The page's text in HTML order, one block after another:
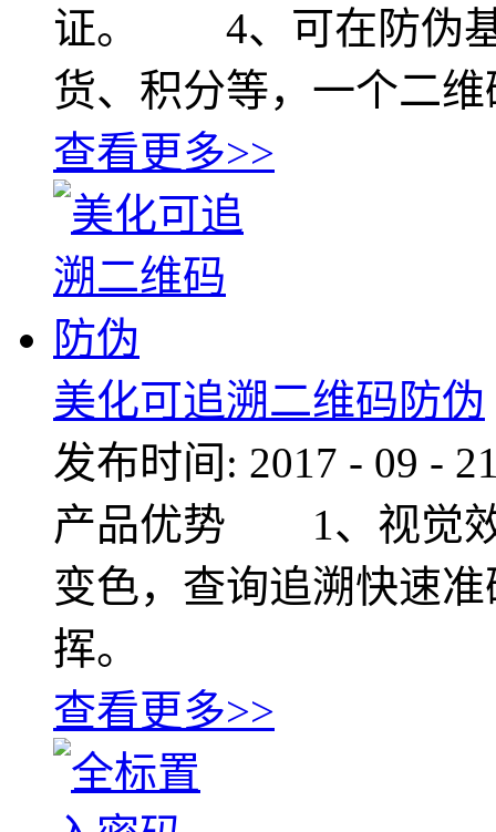
证。 4、可在防伪基
货、积分等，一个二
查看更多>>
美化可追溯二维码防伪
发布时间: 2017 - 09 -
产品优势 1、视觉
变色，查询追溯快速
挥。
查看更多>>